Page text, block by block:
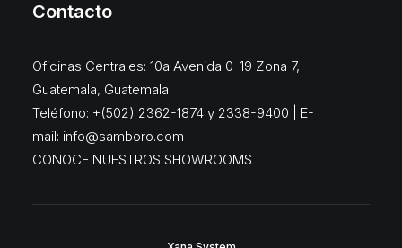
Contacto
Oficinas Centrales: 10a Avenida 0-19 Zona 7,
Guatemala, Guatemala
Teléfono: +(502) 2362-1874 y 2338-9400 | E-
mail: info@samboro.com
CONOCE NUESTROS SHOWROOMS